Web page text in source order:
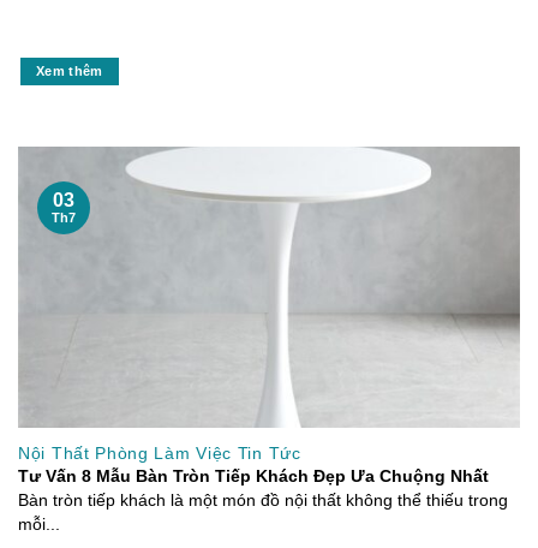
Xem thêm
Nội Thất Phòng Làm Việc Tin Tức
Tư Vấn 8 Mẫu Bàn Tròn Tiếp Khách Đẹp Ưa Chuộng Nhất
Bàn tròn tiếp khách là một món đồ nội thất không thể thiếu trong
mỗi...
03
Th7